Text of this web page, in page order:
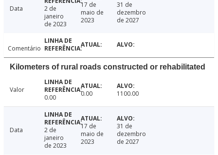
Data
2 de
janeiro
de 2023
17 de
maio de
2023
31 de
dezembro
de 2027
Comentário
Kilometers of rural roads constructed or rehabilitated
Valor
0.00
0.00 1100.00
Data
2 de
janeiro
de 2023
17 de
maio de
2023
31 de
dezembro
de 2027